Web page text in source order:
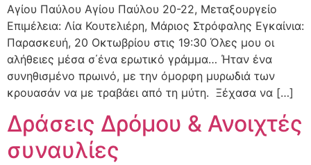
Αγίου Παύλου Αγίου Παύλου 20-22, Μεταξουργείο
Επιμέλεια: Λία Κουτελιέρη, Μάριος Στρόφαλης Εγκαίνια:
Παρασκευή, 20 Οκτωβρίου στις 19:30 Όλες μου οι
αλήθειες μέσα σ΄ένα ερωτικό γράμμα… Ήταν ένα
συνηθισμένο πρωινό, με την όμορφη μυρωδιά των
κρουασάν να με τραβάει από τη μύτη. Ξέχασα να […]
Δράσεις Δρόμου & Ανοιχτές
συναυλίες